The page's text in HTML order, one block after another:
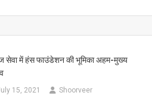
सेवा में हंस फाउंडेशन की भूमिका अहम-मुख्य
15, 2021 Shoorveer